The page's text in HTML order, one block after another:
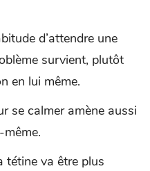
d’attendre une
survient, plutôt
en lui même.
se calmer amène aussi
tétine va être plus